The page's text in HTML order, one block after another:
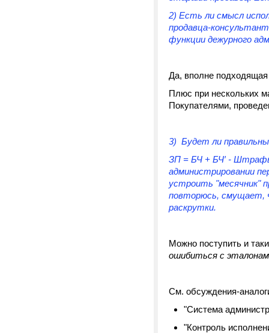
2) Есть ли смысл
продавца-
функции дежурного
Да, вполне
Плюс при нескольких
Покупателями,
3) Будет ли
ЗП = БЧ + БЧ′ -
администрировании
устроить "месячник"
повторюсь, смущает,
раскрутки.
Можно поступить и
ошибиться с
См. обсуждения-
"Система
"Контроль